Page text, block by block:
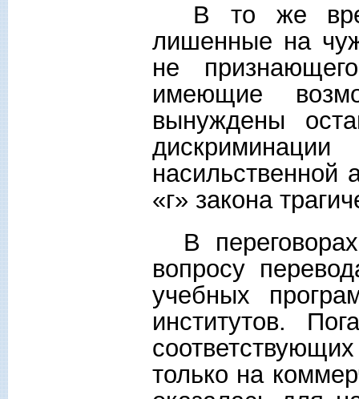
В то же
лишенные на
не
имеющие
вынуждены
насильственной
«г» закона
В
вопросу
учебных
институтов.
только на